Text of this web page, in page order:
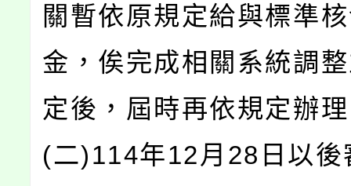
關暫依原規定給與標準
金，俟完成相關系統調
定後，屆時再依規定辦理
(二)114年12月28日以後